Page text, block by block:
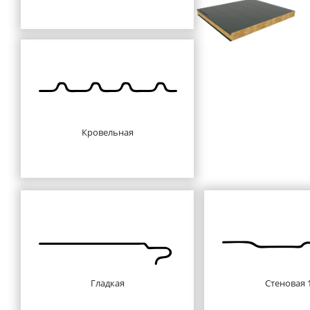
Кровельная
Гладкая Стеновая